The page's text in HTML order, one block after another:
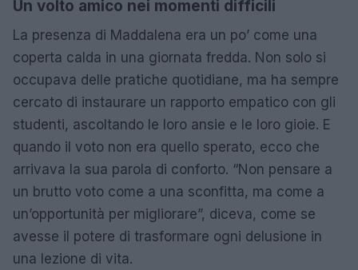
Un volto amico nei momenti difficili
La presenza di Maddalena era un po’ come una
coperta calda in una giornata fredda. Non solo si
occupava delle pratiche quotidiane, ma ha sempre
cercato di instaurare un rapporto empatico con gli
studenti, ascoltando le loro ansie e le loro gioie. E
quando il voto non era quello sperato, ecco che
arrivava la sua parola di conforto. “Non pensare a
un brutto voto come a una sconfitta, ma come a
un’opportunità per migliorare”, diceva, come se
avesse il potere di trasformare ogni delusione in
una lezione di vita.